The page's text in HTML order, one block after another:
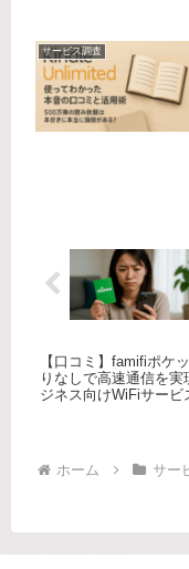
サービス調査
【口コミ】famifiポケ
りなしで高速通信を
ジネス向けWiFiサービ
ホーム サー